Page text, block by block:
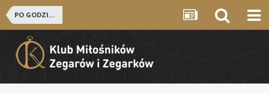
PO GODZINACH